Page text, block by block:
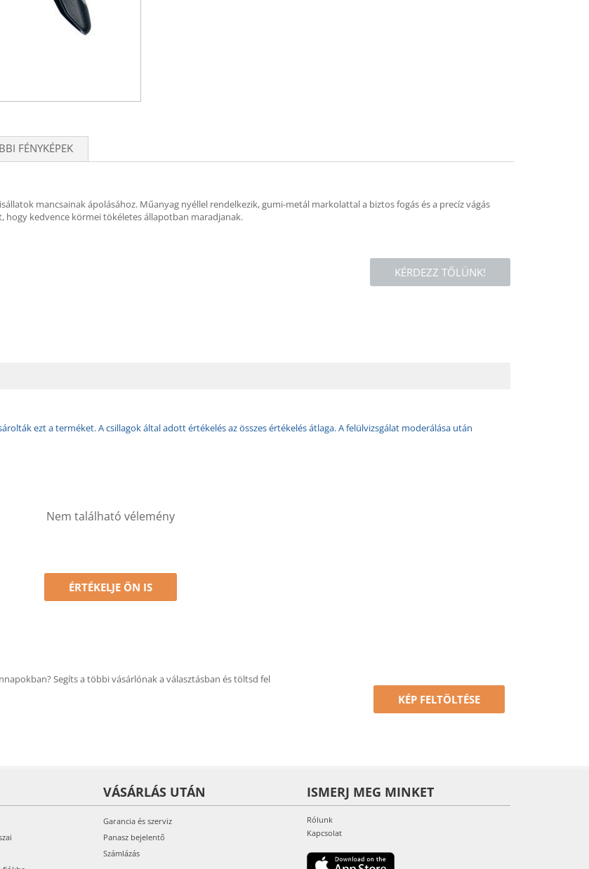
FÉNYKÉPEK
mancsainak ápolásához. Műanyag nyéllel rendelkezik, gumi-metál markolattal a biztos fogás és a precíz vágás
hogy kedvence körmei tökéletes állapotban maradjanak.
KÉRDEZZ TŐLÜNK!
ezt a terméket. A csillagok által adott értékelés az összes értékelés átlaga. A felülvizsgálat moderálása után
Nem található vélemény
ÉRTÉKELJE ÖN IS
Segíts a többi vásárlónak a választásban és töltsd fel
KÉP FELTÖLTÉSE
VÁSÁRLÁS UTÁN
Garancia és szerviz
Panasz bejelentő
Számlázás
ISMERJ MEG MINKET
Rólunk
Kapcsolat